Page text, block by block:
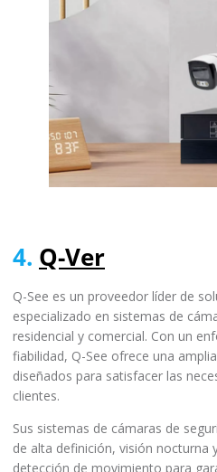
4. Q-Ver
Q-See es un proveedor líder de
especializado en sistemas de
residencial y comercial. Con un
fiabilidad, Q-See ofrece una
diseñados para satisfacer las
clientes.
Sus sistemas de cámaras de
de alta definición, visión nocturna
detección de movimiento para